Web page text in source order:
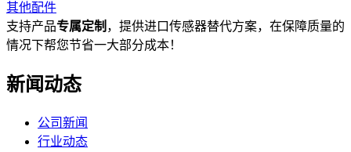
其他配件
支持产品专属定制 ，提供进口传感器替代方案，在保障质量的
情况下帮您节省一大部分成本！
新闻动态
公司新闻
行业动态